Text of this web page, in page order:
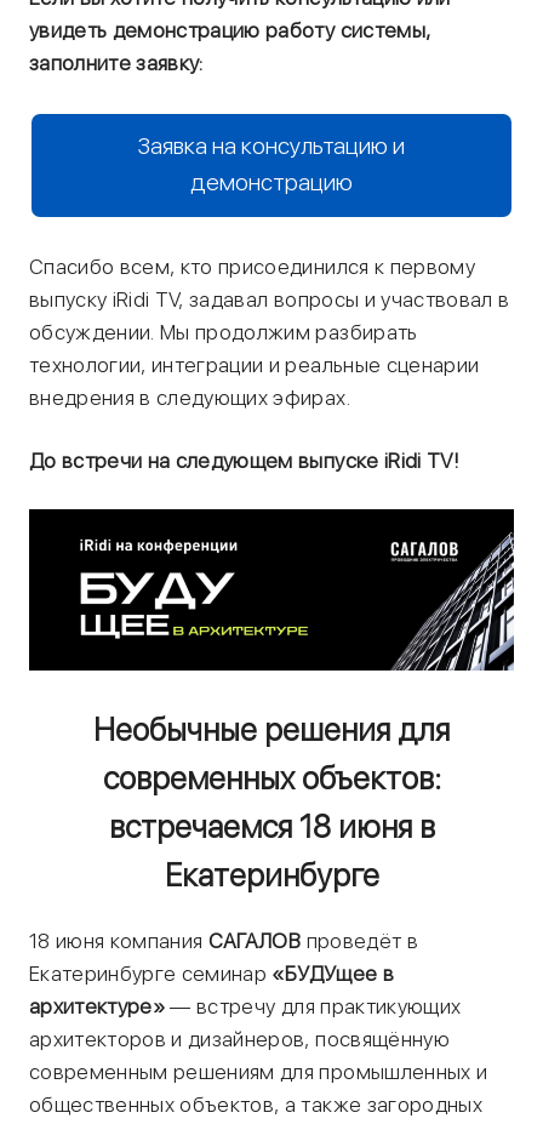
увидеть демонстрацию работу системы,
заполните заявку:
Заявка на консультацию и
демонстрацию
Спасибо всем, кто присоединился к первому
выпуску iRidi TV, задавал вопросы и участвовал в
обсуждении. Мы продолжим разбирать
технологии, интеграции и реальные сценарии
внедрения в следующих эфирах.
До встречи на следующем выпуске iRidi TV!
Необычные решения для
современных объектов:
встречаемся 18 июня в
Екатеринбурге
18 июня компания САГАЛОВ проведёт в
Екатеринбурге семинар «БУДУщее в
архитектуре» — встречу для практикующих
архитекторов и дизайнеров, посвящённую
современным решениям для промышленных и
общественных объектов, а также загородных